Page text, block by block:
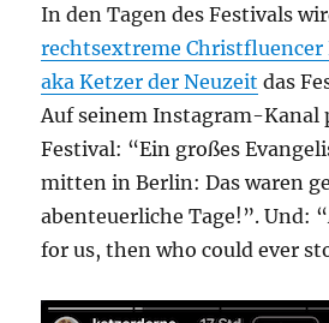
In den Tagen des Festivals
rechtsextreme Christfluencer
aka Ketzer der Neuzeit das
Auf seinem Instagram-Kanal
Festival: “Ein großes
mitten in Berlin: Das waren
abenteuerliche Tage!”. Und:
for us, then who could ever